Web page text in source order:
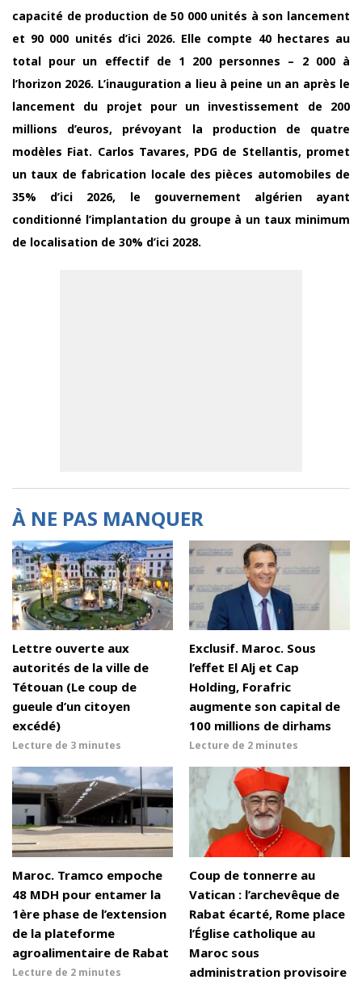
capacité de production de 50 000 unités à son lancement
et 90 000 unités d’ici 2026. Elle compte 40 hectares au
total pour un effectif de 1 200 personnes – 2 000 à
l’horizon 2026. L’inauguration a lieu à peine un an après le
lancement du projet pour un investissement de 200
millions d’euros, prévoyant la production de quatre
modèles Fiat. Carlos Tavares, PDG de Stellantis, promet
un taux de fabrication locale des pièces automobiles de
35% d’ici 2026, le gouvernement algérien ayant
conditionné l’implantation du groupe à un taux minimum
de localisation de 30% d’ici 2028.
À NE PAS MANQUER
Lettre ouverte aux
autorités de la ville de
Tétouan (Le coup de
gueule d’un citoyen
excédé)
Lecture de 3 minutes
Exclusif. Maroc. Sous
l’effet El Alj et Cap
Holding, Forafric
augmente son capital de
100 millions de dirhams
Lecture de 2 minutes
Maroc. Tramco empoche
48 MDH pour entamer la
1ère phase de l’extension
de la plateforme
agroalimentaire de Rabat
Lecture de 2 minutes
Coup de tonnerre au
Vatican : l’archevêque de
Rabat écarté, Rome place
l’Église catholique au
Maroc sous
administration provisoire